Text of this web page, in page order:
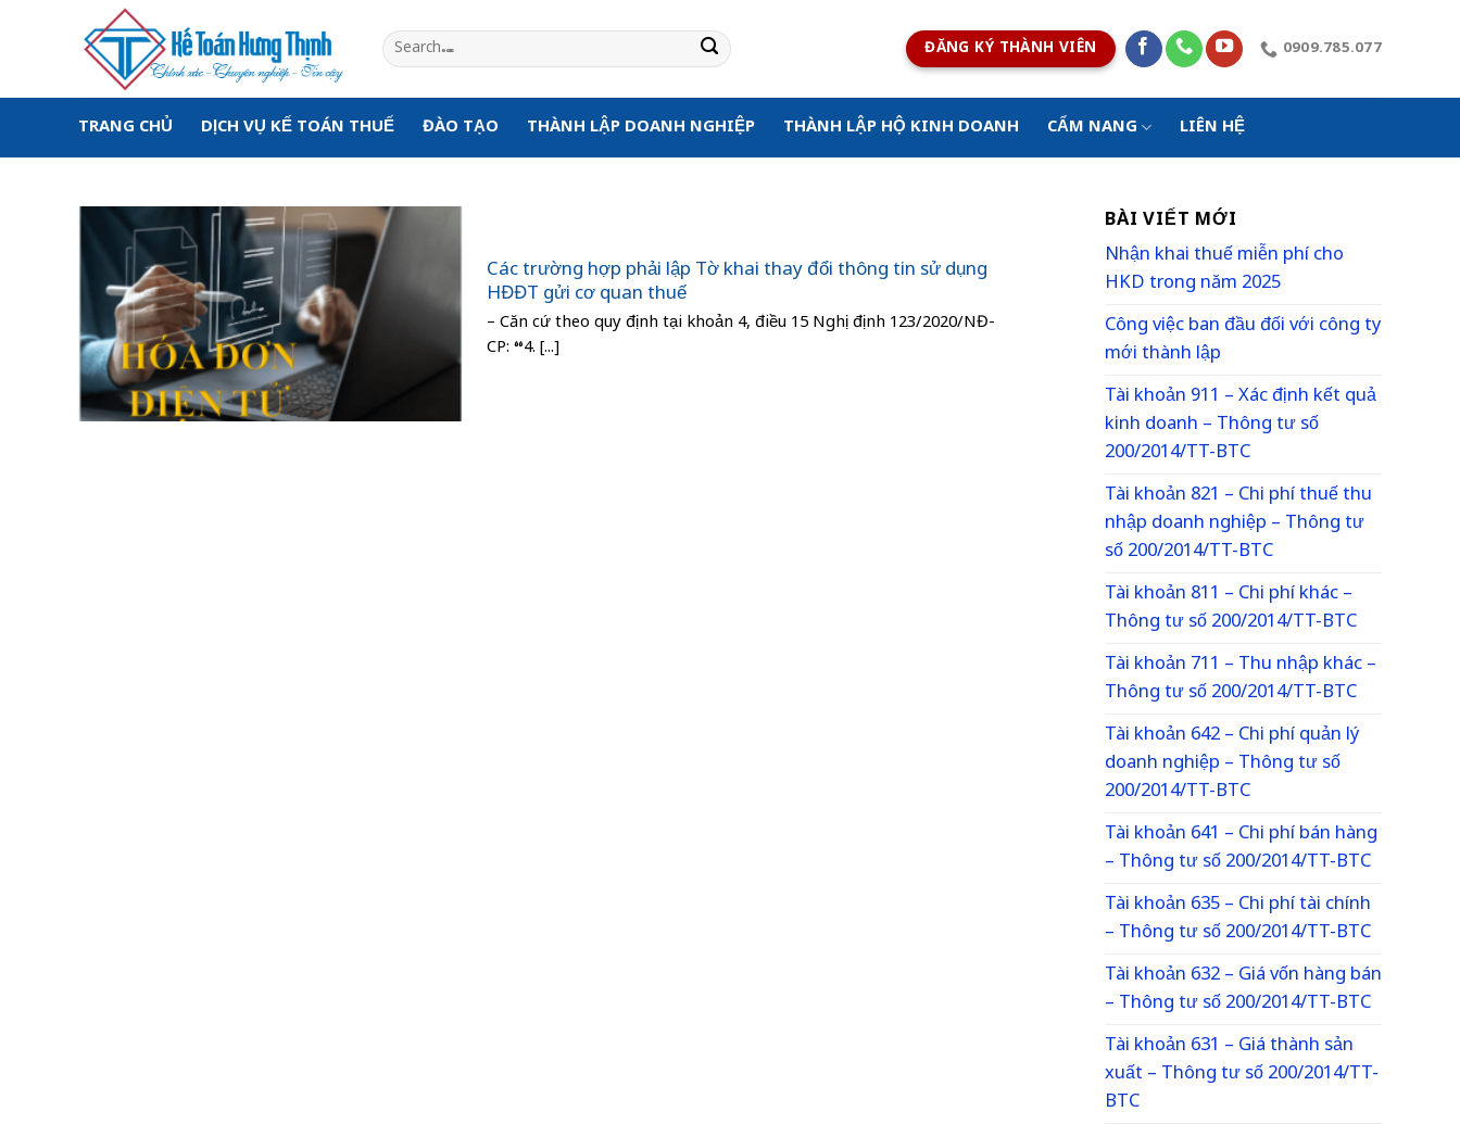
ĐĂNG KÝ THÀNH VIÊN 0909.785.077
TRANG CHỦ DỊCH VỤ KẾ TOÁN THUẾ ĐÀO TẠO THÀNH LẬP DOANH NGHIỆP THÀNH LẬP HỘ KINH DOANH CẨM NANG LIÊN HỆ
Các trường hợp phải lập Tờ khai thay đổi thông tin sử dụng
HĐĐT gửi cơ quan thuế
– Căn cứ theo quy định tại khoản 4, điều 15 Nghị định 123/2020/NĐ-
CP: “4. [...]
BÀI VIẾT MỚI
Nhận khai thuế miễn phí cho
HKD trong năm 2025
Công việc ban đầu đối với công ty
mới thành lập
Tài khoản 911 – Xác định kết quả
kinh doanh – Thông tư số
200/2014/TT-BTC
Tài khoản 821 – Chi phí thuế thu
nhập doanh nghiệp – Thông tư
số 200/2014/TT-BTC
Tài khoản 811 – Chi phí khác –
Thông tư số 200/2014/TT-BTC
Tài khoản 711 – Thu nhập khác –
Thông tư số 200/2014/TT-BTC
Tài khoản 642 – Chi phí quản lý
doanh nghiệp – Thông tư số
200/2014/TT-BTC
Tài khoản 641 – Chi phí bán hàng
– Thông tư số 200/2014/TT-BTC
Tài khoản 635 – Chi phí tài chính
– Thông tư số 200/2014/TT-BTC
Tài khoản 632 – Giá vốn hàng bán
– Thông tư số 200/2014/TT-BTC
Tài khoản 631 – Giá thành sản
xuất – Thông tư số 200/2014/TT-
BTC